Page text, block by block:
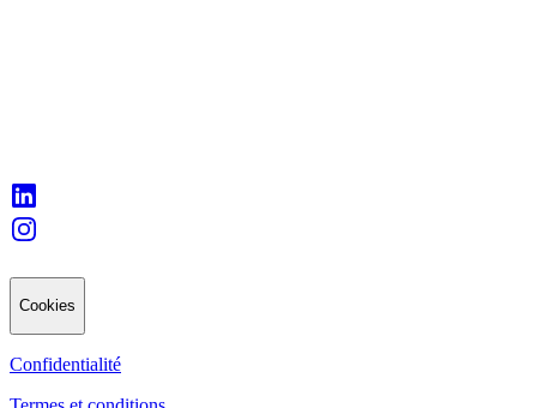
Cookies
Confidentialité